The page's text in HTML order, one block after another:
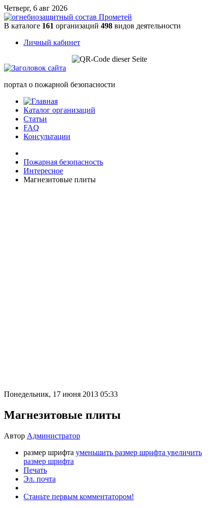
Четверг, 6 авг 2026
В каталоге 161 организаций 498 видов деятельности
Личный кабинет
портал о пожарной безопасности
Каталог организаций
Статьи
FAQ
Консультации
Пожарная безопасность
Интересное
Магнезитовые плиты
Понедельник, 17 июня 2013 05:33
Магнезитовые плиты
Автор Администратор
размер шрифта уменьшить размер шрифта увеличить
размер шрифта
Печать
Эл. почта
Станьте первым комментатором!